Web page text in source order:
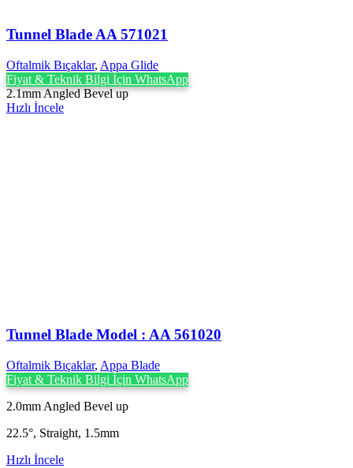
Tunnel Blade AA 571021
Oftalmik Bıçaklar, Appa Glide
Fiyat & Teknik Bilgi İçin WhatsApp
2.1mm Angled Bevel up
Hızlı İncele
Tunnel Blade Model : AA 561020
Oftalmik Bıçaklar, Appa Blade
Fiyat & Teknik Bilgi İçin WhatsApp
2.0mm Angled Bevel up
22.5°, Straight, 1.5mm
Hızlı İncele